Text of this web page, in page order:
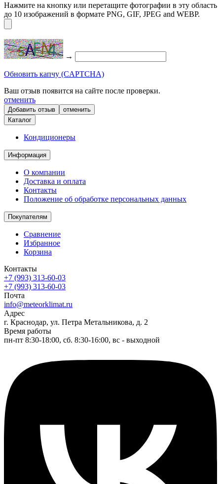
Нажмите на кнопку или перетащите фотографии в эту область
до 10 изображений в формате PNG, GIF, JPEG and WEBP.
→
Обновить капчу (CAPTCHA)
Ваш отзыв появится на сайте после проверки.
отменить
отменить
Каталог
Кондиционеры
Информация
О компании
Доставка и оплата
Контакты
Положение об обработке персональных данных
Покупателям
Сравнение
Избранное
Корзина
Контакты
+7 (993) 313-60-03
+7 (993) 313-60-03
Почта
info@meteorklimat.ru
Адрес
г. Краснодар, ул. Петра Метальникова, д. 2
Время работы
пн-пт 8:30-18:00, сб. 8:30-16:00, вс - выходной